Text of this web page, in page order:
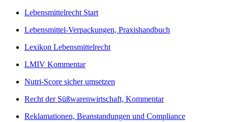
Lebensmittelrecht Start
Lebensmittel-Verpackungen, Praxishandbuch
Lexikon Lebensmittelrecht
LMIV Kommentar
Nutri-Score sicher umsetzen
Recht der Süßwarenwirtschaft, Kommentar
Reklamationen, Beanstandungen und Compliance